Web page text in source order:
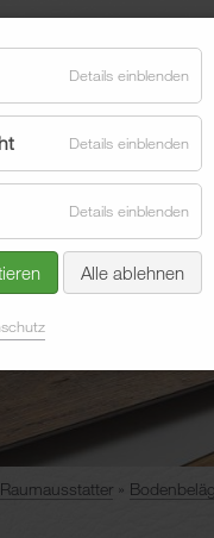
Unternehmen
Details einblenden
Details einblenden
Details einblenden
Alle ablehnen